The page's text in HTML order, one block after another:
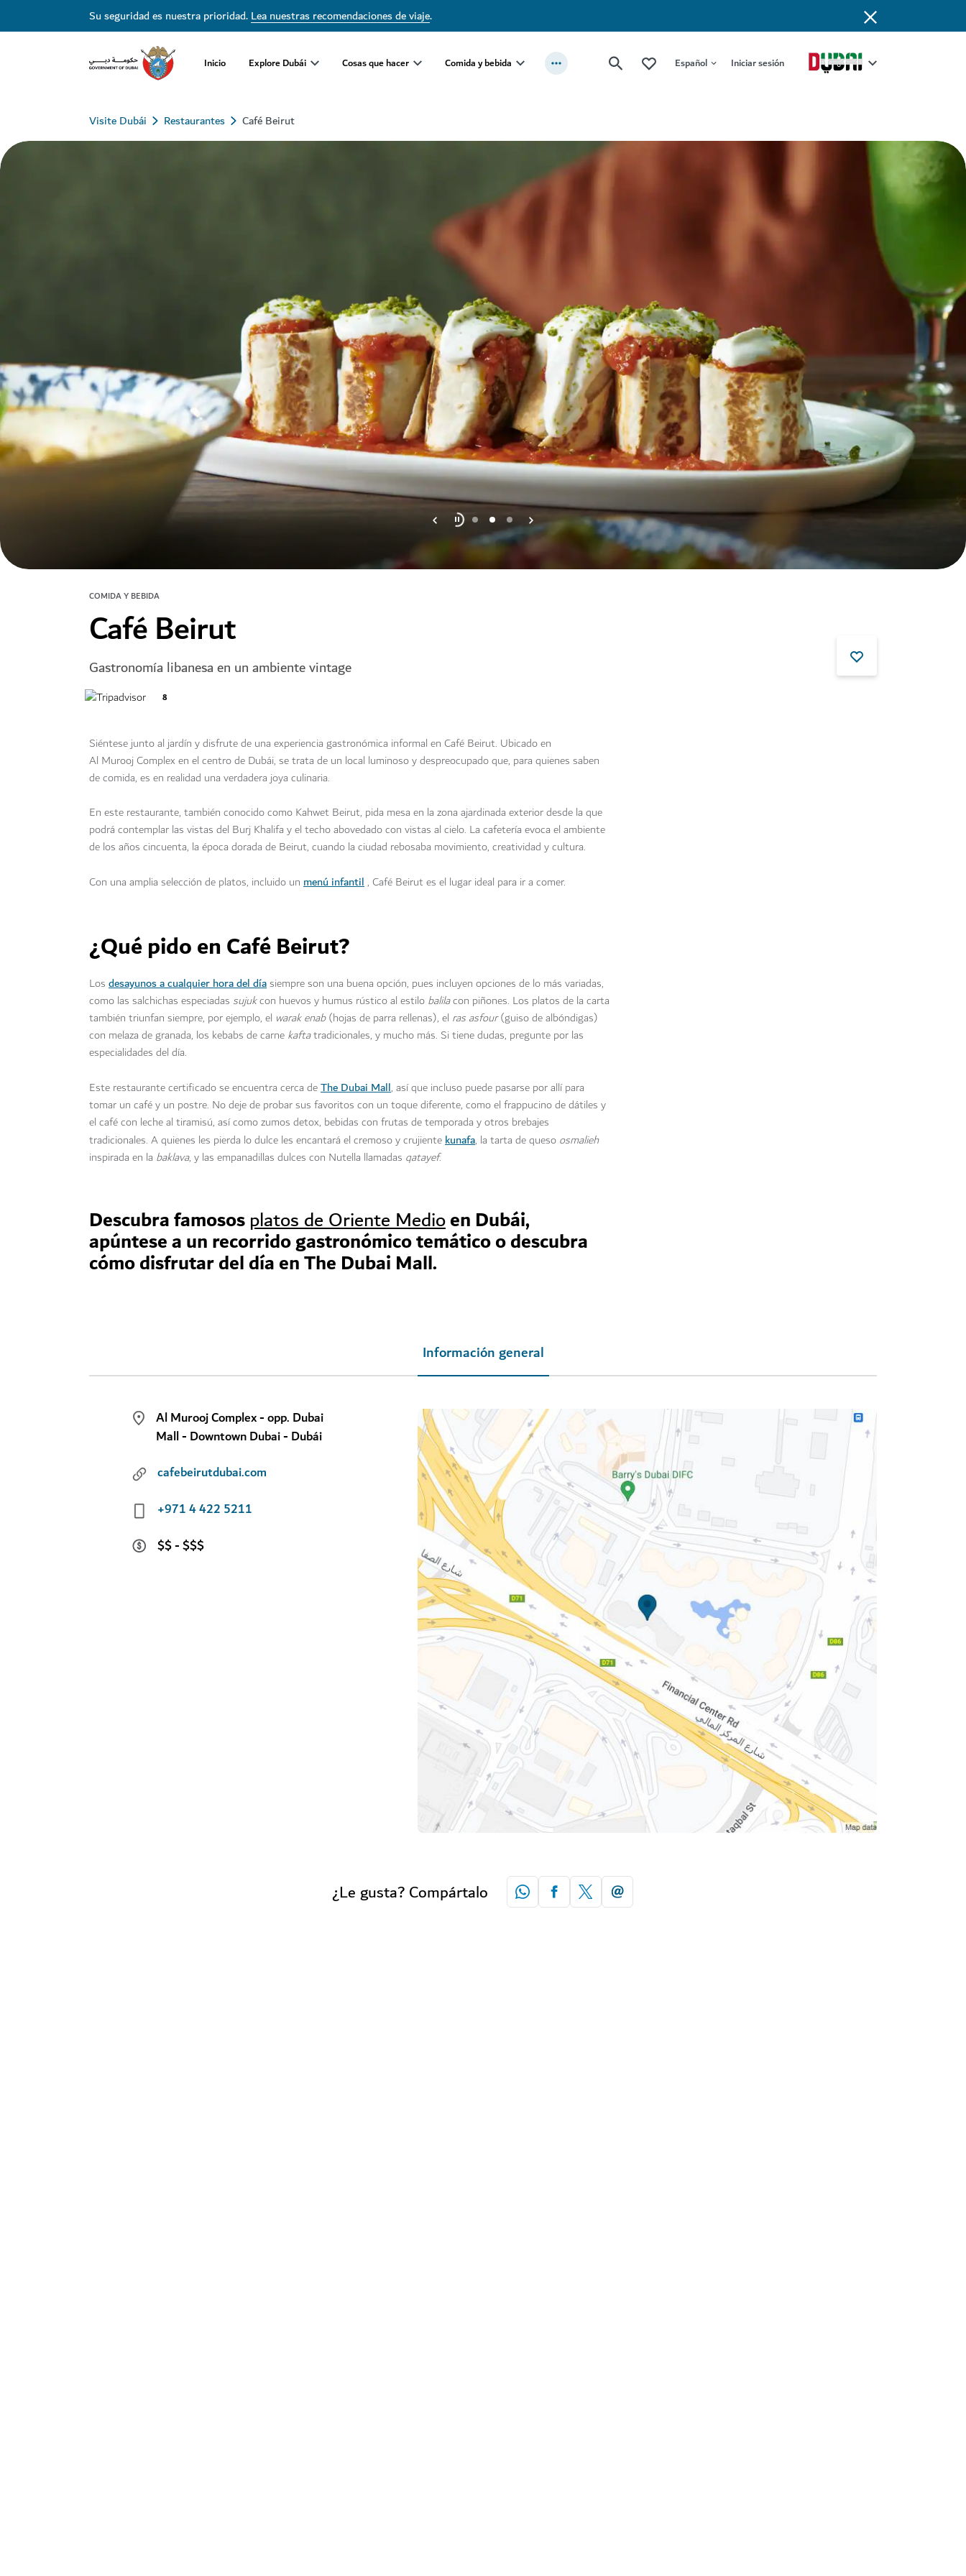
Su seguridad es nuestra prioridad.Lea nuestras recomendaciones de viaje.
Inicio Explore Dubái Cosas que hacer Comida y bebida Español Iniciar sesión
Visite Dubái Restaurantes Café Beirut
COMIDA Y BEBIDA
Café Beirut
Gastronomía libanesa en un ambiente vintage
8
Siéntese junto al jardín y disfrute de una experiencia gastronómica informal en Café Beirut. Ubicado en
Al Murooj Complex en el centro de Dubái, se trata de un local luminoso y despreocupado que, para quienes saben
de comida, es en realidad una verdadera joya culinaria.
En este restaurante, también conocido como Kahwet Beirut, pida mesa en la zona ajardinada exterior desde la que
podrá contemplar las vistas del Burj Khalifa y el techo abovedado con vistas al cielo. La cafetería evoca el ambiente
de los años cincuenta, la época dorada de Beirut, cuando la ciudad rebosaba movimiento, creatividad y cultura.
Con una amplia selección de platos, incluido un menú infantil, Café Beirut es el lugar ideal para ir a comer.
¿Qué pido en Café Beirut?
Los desayunos a cualquier hora del díasiempre son una buena opción, pues incluyen opciones de lo más variadas,
como las salchichas especiadas sujukcon huevos y humus rústico al estilo balilacon piñones. Los platos de la carta
también triunfan siempre, por ejemplo, el warak enab(hojas de parra rellenas), el ras asfour(guiso de albóndigas)
con melaza de granada, los kebabs de carne kaftatradicionales, y mucho más. Si tiene dudas, pregunte por las
especialidades del día.
Este restaurante certificado se encuentra cerca deThe Dubai Mall, así que incluso puede pasarse por allí para
tomar un café y un postre. No deje de probar sus favoritos con un toque diferente, como el frappucino de dátiles y
el café con leche al tiramisú, así como zumos detox, bebidas con frutas de temporada y otros brebajes
tradicionales. A quienes les pierda lo dulce les encantará el cremoso y crujientekunafa, la tarta de queso osmalieh
inspirada en la baklava, y las empanadillas dulces con Nutella llamadas qatayef.
Descubra famososplatos de Oriente Medioen Dubái,
apúntese a un recorrido gastronómico temático o descubra
cómo disfrutar del día en The Dubai Mall.
Información general
Al Murooj Complex - opp. Dubai
Mall - Downtown Dubai - Dubái
cafebeirutdubai.com
+971 4 422 5211
$$ - $$$
¿Le gusta? Compártalo